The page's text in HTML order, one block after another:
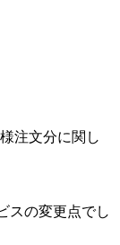
降
注文分に関し
スの変更点でし